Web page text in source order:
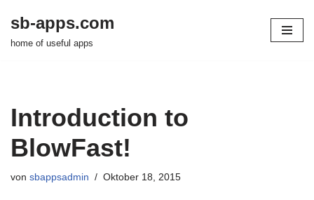
Zum
sb-apps.com
home of useful apps
Introduction to
BlowFast!
von sbappsadmin Oktober 18, 2015